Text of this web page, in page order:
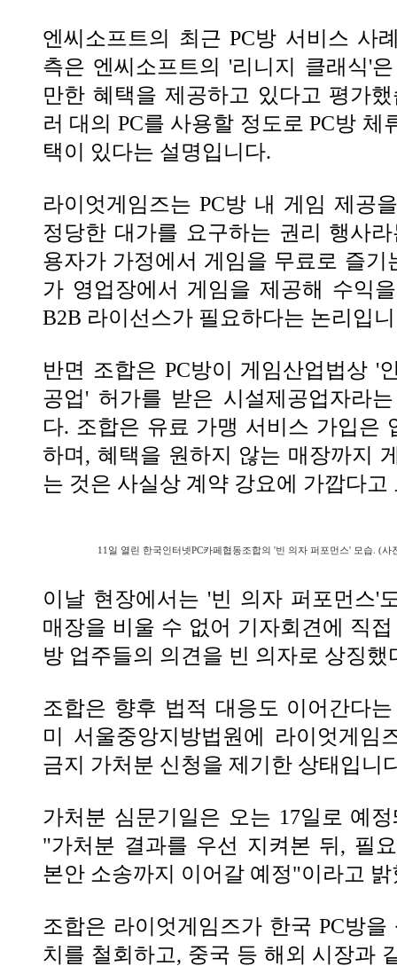
엔씨소프트의 최근 PC방 서비스 사
측은 엔씨소프트의 '리니지 클래식'
만한 혜택을 제공하고 있다고 평가
러 대의 PC를 사용할 정도로 PC방 체
택이 있다는 설명입니다.
라이엇게임즈는 PC방 내 게임 제공
정당한 대가를 요구하는 권리 행사
용자가 가정에서 게임을 무료로 즐기
가 영업장에서 게임을 제공해 수익
B2B 라이선스가 필요하다는 논리입
반면 조합은 PC방이 게임산업법상 '
공업' 허가를 받은 시설제공업자라
다. 조합은 유료 가맹 서비스 가입은
하며, 혜택을 원하지 않는 매장까지
는 것은 사실상 계약 강요에 가깝다고
11일 열린 한국인터넷PC카페협동조합의 '빈 의자 퍼포먼스' 모습. (사
이날 현장에서는 '빈 의자 퍼포먼스'
매장을 비울 수 없어 기자회견에 직
방 업주들의 의견을 빈 의자로 상징
조합은 향후 법적 대응도 이어간다
미 서울중앙지방법원에 라이엇게임
금지 가처분 신청을 제기한 상태입니
가처분 심문기일은 오는 17일로 예
"가처분 결과를 우선 지켜본 뒤, 필
본안 소송까지 이어갈 예정"이라고
조합은 라이엇게임즈가 한국 PC방
치를 철회하고, 중국 등 해외 시장과